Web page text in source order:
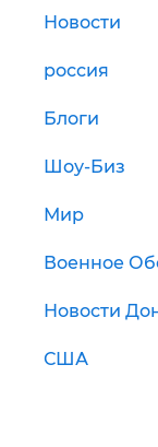
Новости
россия
Блоги
Шоу-Биз
Мир
Военное
Новости
США